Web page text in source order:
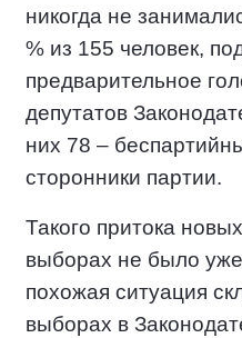
никогда не
% из 155 человек,
предварительное
депутатов
них 78 –
сторонники партии.
Такого притока
выборах не было
похожая ситуация
выборах в